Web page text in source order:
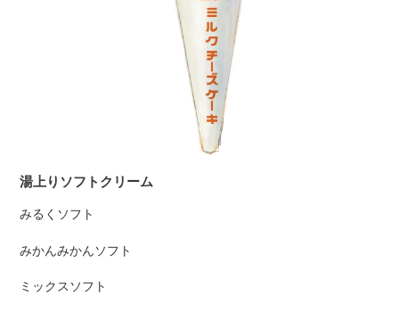
湯上りソフトクリーム
みるくソフト
みかんみかんソフト
ミックスソフト